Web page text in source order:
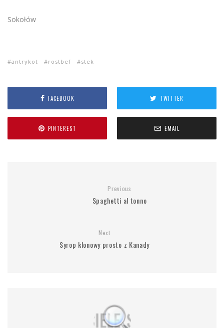
Sokołów
antrykot rostbef stek
FACEBOOK TWITTER
PINTEREST EMAIL
Previous
Spaghetti al tonno
Next
Syrop klonowy prosto z Kanady